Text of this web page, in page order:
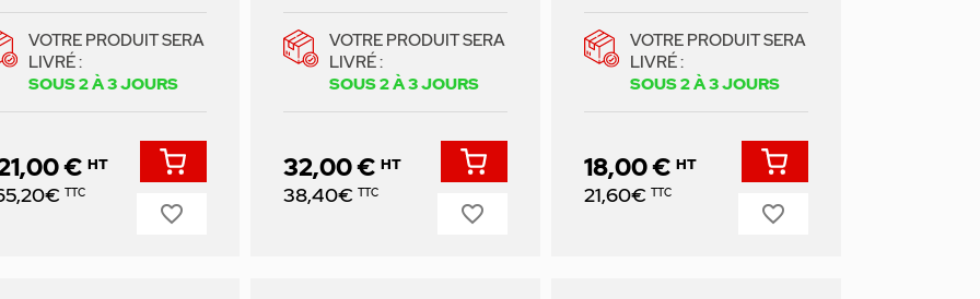
VOTRE PRODUIT SERA
LIVRÉ :
SOUS 2 À 3 JOURS
€ HT
TTC
favorite_border
VOTRE PRODUIT SERA
LIVRÉ :
SOUS 2 À 3 JOURS
Prix
32,00 € HT
38,40€ TTC
favorite_border
VOTRE PRODUIT SERA
LIVRÉ :
SOUS 2 À 3 JOURS
Prix
18,00 € HT
21,60€ TTC
favorite_border